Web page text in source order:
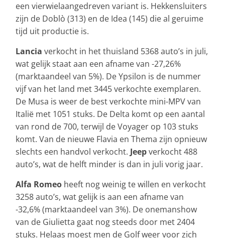
een vierwielaangedreven variant is. Hekkensluiters
zijn de Doblò (313) en de Idea (145) die al geruime
tijd uit productie is.
Lancia verkocht in het thuisland 5368 auto’s in juli,
wat gelijk staat aan een afname van -27,26%
(marktaandeel van 5%). De Ypsilon is de nummer
vijf van het land met 3445 verkochte exemplaren.
De Musa is weer de best verkochte mini-MPV van
Italië met 1051 stuks. De Delta komt op een aantal
van rond de 700, terwijl de Voyager op 103 stuks
komt. Van de nieuwe Flavia en Thema zijn opnieuw
slechts een handvol verkocht. Jeepverkocht 488
auto’s, wat de helft minder is dan in juli vorig jaar.
Alfa Romeo heeft nog weinig te willen en verkocht
3258 auto’s, wat gelijk is aan een afname van
-32,6% (marktaandeel van 3%). De onemanshow
van de Giulietta gaat nog steeds door met 2404
stuks. Helaas moest men de Golf weer voor zich